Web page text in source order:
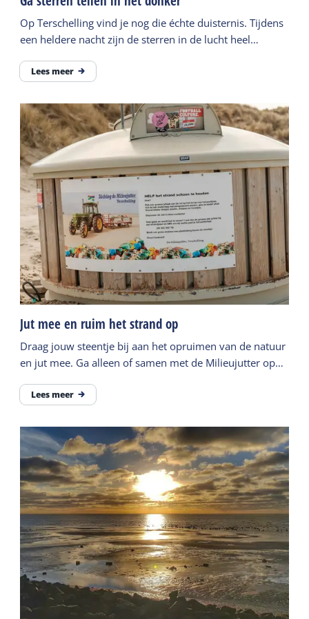
Op Terschelling vind je nog die échte duisternis. Tijdens
een heldere nacht zijn de sterren in de lucht heel
Lees meer
Jut mee en ruim het strand op
Draag jouw steentje bij aan het opruimen van de natuur
en jut mee. Ga alleen of samen met de Milieujutter op
Lees meer